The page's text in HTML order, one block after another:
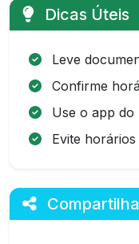
Dicas Úteis
Leve
Confirme
Use o app
Evite